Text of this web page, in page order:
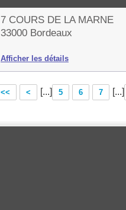
7 COURS DE LA MARNE
33000 Bordeaux
Afficher les détails
<< < [...] 5 6 7 [...]